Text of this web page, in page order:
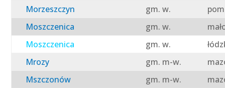
Morzeszczyn
gm. w.
Moszczenica
gm. w.
Moszczenica
gm. w.
Mrozy
gm. m-w.
Mszczonów
gm. m-w.